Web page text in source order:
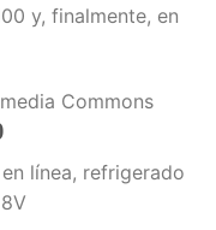
y, finalmente, en
línea, refrigerado